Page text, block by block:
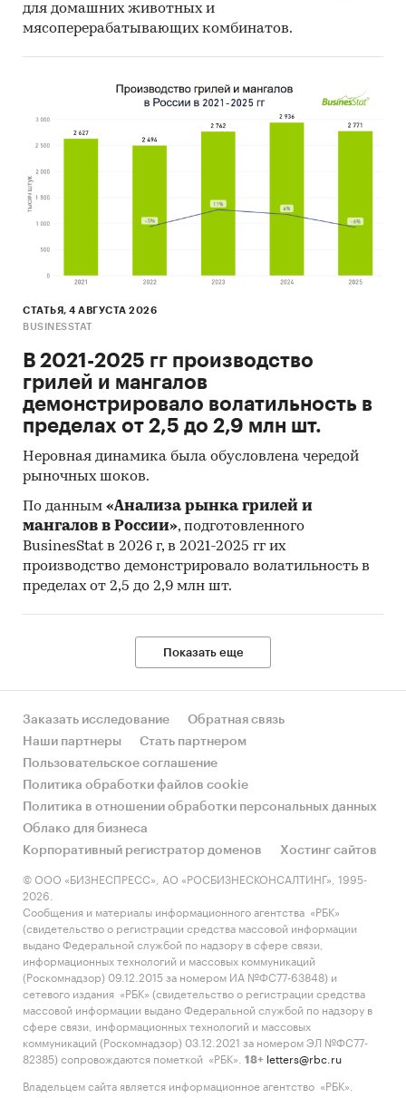
для домашних животных и
мясоперерабатывающих комбинатов.
СТАТЬЯ, 4 АВГУСТА 2026
BUSINESSTAT
В 2021-2025 гг производство
грилей и мангалов
демонстрировало волатильность в
пределах от 2,5 до 2,9 млн шт.
Неровная динамика была обусловлена чередой
рыночных шоков.
По данным «Анализа рынка грилей и
мангалов в России», подготовленного
BusinesStat в 2026 г, в 2021-2025 гг их
производство демонстрировало волатильность в
пределах от 2,5 до 2,9 млн шт.
Показать еще
Заказать исследование
Обратная связь
Наши партнеры
Стать партнером
Пользовательское соглашение
Политика обработки файлов cookie
Политика в отношении обработки персональных данных
Облако для бизнеса
Корпоративный регистратор доменов
Хостинг сайтов
© ООО «БИЗНЕСПРЕСС», АО «РОСБИЗНЕСКОНСАЛТИНГ», 1995-
2026.
Сообщения и материалы информационного агентства «РБК»
(свидетельство о регистрации средства массовой информации
выдано Федеральной службой по надзору в сфере связи,
информационных технологий и массовых коммуникаций
(Роскомнадзор) 09.12.2015 за номером ИА №ФС77-63848) и
сетевого издания «РБК» (свидетельство о регистрации средства
массовой информации выдано Федеральной службой по надзору в
сфере связи, информационных технологий и массовых
коммуникаций (Роскомнадзор) 03.12.2021 за номером ЭЛ №ФС77-
82385) сопровождаются пометкой «РБК».
18+ letters@rbc.ru
Владельцем сайта является информационное агентство «РБК».